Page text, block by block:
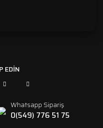
EDİN
Whatsapp Sipariş
0(549) 776 51 75